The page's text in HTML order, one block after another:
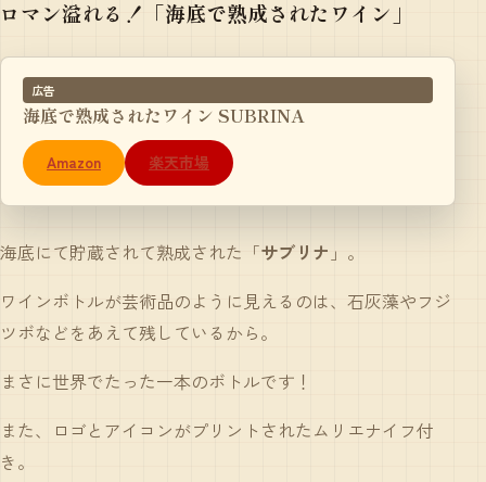
ロマン溢れる！「海底で熟成されたワイン」
広告
海底で熟成されたワイン SUBRINA
Amazon 楽天市場
海底にて貯蔵されて熟成された「サブリナ 」。
ワインボトルが芸術品のように見えるのは、石灰藻やフジ
ツボなどをあえて残しているから。
まさに世界でたった一本のボトルです！
また、ロゴとアイコンがプリントされたムリエナイフ付
き。